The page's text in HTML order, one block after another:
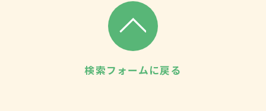
検索フォームに戻る